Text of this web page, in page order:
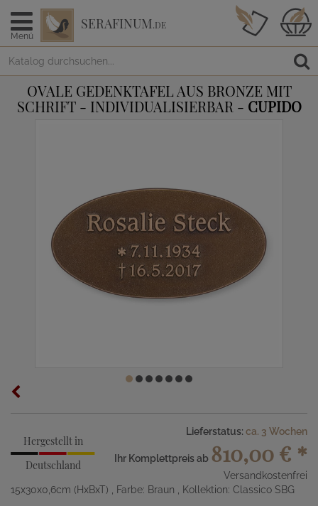
Menü
SERAFINUM.DE
OVALE GEDENKTAFEL AUS BRONZE MIT
SCHRIFT - INDIVIDUALISIERBAR - CUPIDO
Hergestellt in
Deutschland
Lieferstatus: ca. 3 Wochen
Ihr Komplettpreis ab 810,00 € *
Versandkostenfrei
15x30x0,6cm (HxBxT)
, Farbe: Braun , Kollektion: Classico SBG